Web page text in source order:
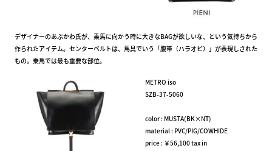
デザイナーのあぶかわ氏が、乗馬に向かう時に大きなBAGが欲しいな、という気持ちから
作られたアイテム。センターベルトは、馬具でいう「腹帯（ハラオビ）」が表現しされた
もの。乗馬では最も重要な部位。
METRO iso
SZB-37-5060
color : MUSTA(BK×NT)
material : PVC/PIG/COWHIDE
price : ￥56,100 tax in